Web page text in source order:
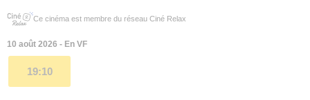
Ce cinéma est membre du réseau Ciné Relax
10 août 2026 - En VF
19:10